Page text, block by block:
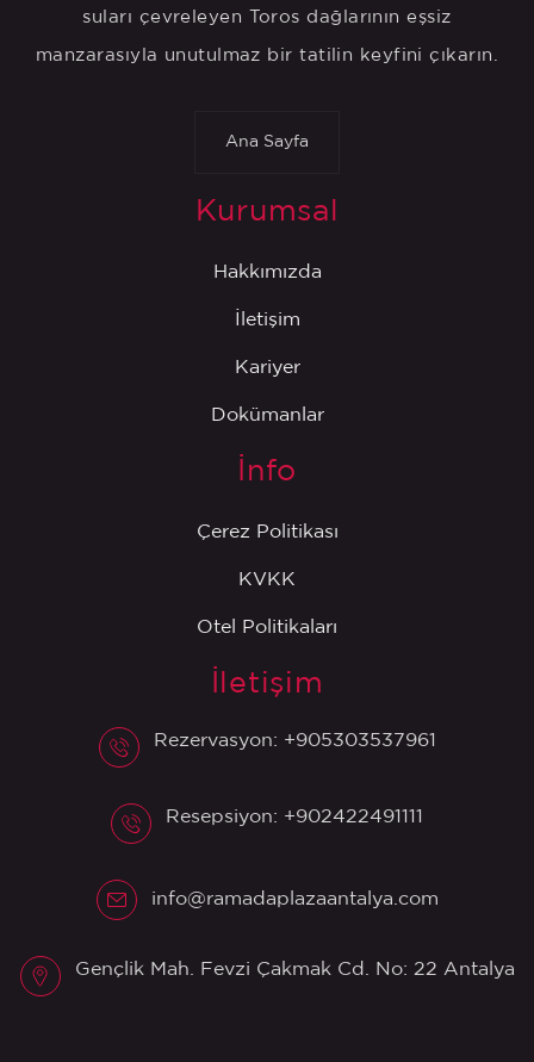
suları çevreleyen Toros dağlarının eşsiz
manzarasıyla unutulmaz bir tatilin keyfini çıkarın.
Ana Sayfa
Kurumsal
Hakkımızda
İletişim
Kariyer
Dokümanlar
İnfo
Çerez Politikası
KVKK
Otel Politikaları
İletişim
Rezervasyon: +905303537961
Resepsiyon: +902422491111
info@ramadaplazaantalya.com
Gençlik Mah. Fevzi Çakmak Cd. No: 22 Antalya